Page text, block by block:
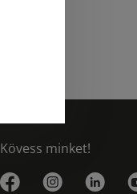
Kövess minket!